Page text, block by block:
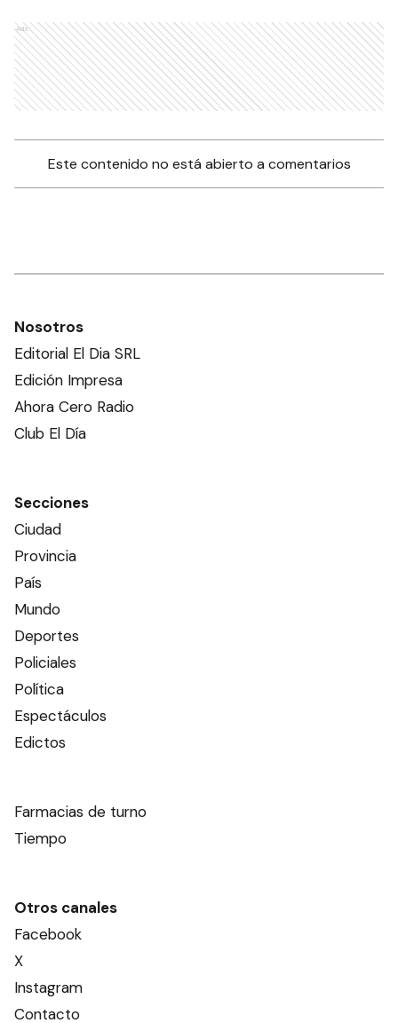
Ads
Este contenido no está abierto a comentarios
Nosotros
Editorial El Dia SRL
Edición Impresa
Ahora Cero Radio
Club El Día
Secciones
Ciudad
Provincia
País
Mundo
Deportes
Policiales
Política
Espectáculos
Edictos
Farmacias de turno
Tiempo
Otros canales
Facebook
X
Instagram
Contacto